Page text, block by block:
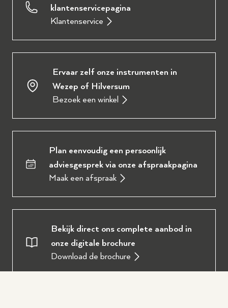
klantenservicepagina
Klantenservice
Ervaar zelf onze instrumenten in
Wezep of Hilversum
Bezoek een winkel
Plan eenvoudig een persoonlijk
adviesgesprek via onze afspraakpagina
Maak een afspraak
Bekijk direct ons complete aanbod in
onze digitale brochure
Download de brochure